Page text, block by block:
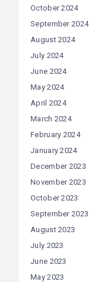
October 2024
September 2024
August 2024
July 2024
June 2024
May 2024
April 2024
March 2024
February 2024
January 2024
December 2023
November 2023
October 2023
September 2023
August 2023
July 2023
June 2023
May 2023